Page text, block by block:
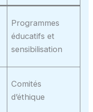
Programmes
éducatifs et
sensibilisation
Comités
d’éthique